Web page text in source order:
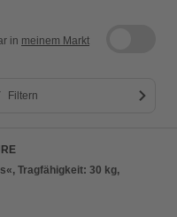
in meinem Markt
Filtern
Tragfähigkeit: 30 kg,